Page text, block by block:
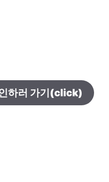
하러 가기(click)